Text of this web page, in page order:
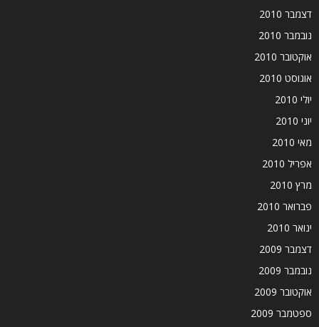
דצמבר 2010
נובמבר 2010
אוקטובר 2010
אוגוסט 2010
יולי 2010
יוני 2010
מאי 2010
אפריל 2010
מרץ 2010
פברואר 2010
ינואר 2010
דצמבר 2009
נובמבר 2009
אוקטובר 2009
ספטמבר 2009